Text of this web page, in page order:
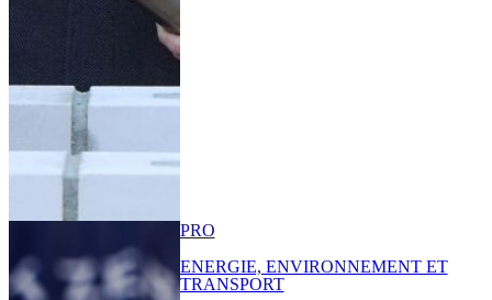
PRO
ENERGIE, ENVIRONNEMENT ET
TRANSPORT